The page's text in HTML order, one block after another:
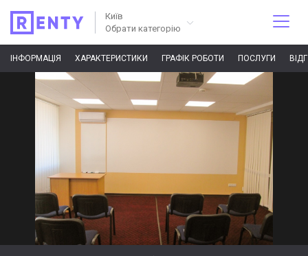
Київ
Обрати категорію
ІНФОРМАЦІЯ ХАРАКТЕРИСТИКИ ГРАФІК РОБОТИ ПОСЛУГИ